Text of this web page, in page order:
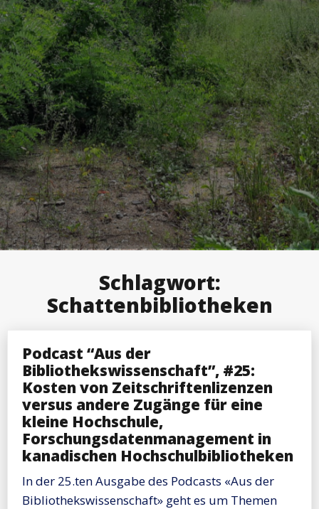
Schlagwort:
Schattenbibliotheken
Podcast “Aus der
Bibliothekswissenschaft”, #25:
Kosten von Zeitschriftenlizenzen
versus andere Zugänge für eine
kleine Hochschule,
Forschungsdatenmanagement in
kanadischen Hochschulbibliotheken
In der 25.ten Ausgabe des Podcasts «Aus der
Bibliothekswissenschaft» geht es um Themen